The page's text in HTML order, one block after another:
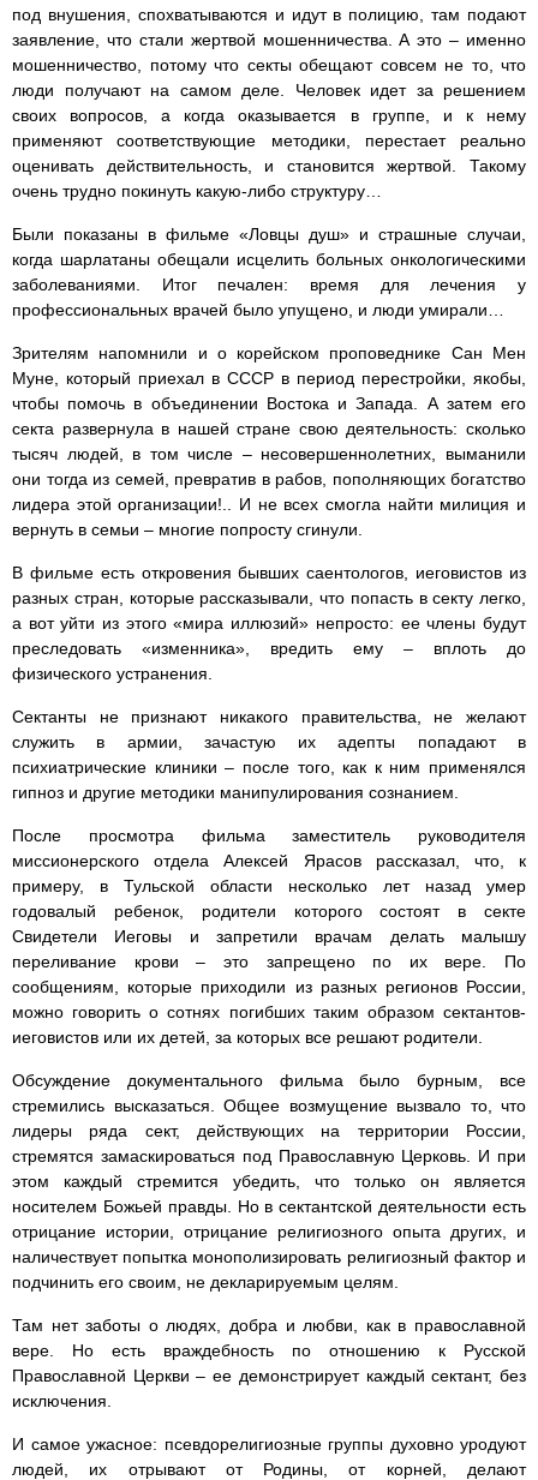
под внушения, спохватываются и идут в полицию, там подают
заявление, что стали жертвой мошенничества. А это – именно
мошенничество, потому что секты обещают совсем не то, что
люди получают на самом деле. Человек идет за решением
своих вопросов, а когда оказывается в группе, и к нему
применяют соответствующие методики, перестает реально
оценивать действительность, и становится жертвой. Такому
очень трудно покинуть какую-либо структуру…
Были показаны в фильме «Ловцы душ» и страшные случаи,
когда шарлатаны обещали исцелить больных онкологическими
заболеваниями. Итог печален: время для лечения у
профессиональных врачей было упущено, и люди умирали…
Зрителям напомнили и о корейском проповеднике Сан Мен
Муне, который приехал в СССР в период перестройки, якобы,
чтобы помочь в объединении Востока и Запада. А затем его
секта развернула в нашей стране свою деятельность: сколько
тысяч людей, в том числе – несовершеннолетних, выманили
они тогда из семей, превратив в рабов, пополняющих богатство
лидера этой организации!.. И не всех смогла найти милиция и
вернуть в семьи – многие попросту сгинули.
В фильме есть откровения бывших саентологов, иеговистов из
разных стран, которые рассказывали, что попасть в секту легко,
а вот уйти из этого «мира иллюзий» непросто: ее члены будут
преследовать «изменника», вредить ему – вплоть до
физического устранения.
Сектанты не признают никакого правительства, не желают
служить в армии, зачастую их адепты попадают в
психиатрические клиники – после того, как к ним применялся
гипноз и другие методики манипулирования сознанием.
После просмотра фильма заместитель руководителя
миссионерского отдела Алексей Ярасов рассказал, что, к
примеру, в Тульской области несколько лет назад умер
годовалый ребенок, родители которого состоят в секте
Свидетели Иеговы и запретили врачам делать малышу
переливание крови – это запрещено по их вере. По
сообщениям, которые приходили из разных регионов России,
можно говорить о сотнях погибших таким образом сектантов-
иеговистов или их детей, за которых все решают родители.
Обсуждение документального фильма было бурным, все
стремились высказаться. Общее возмущение вызвало то, что
лидеры ряда сект, действующих на территории России,
стремятся замаскироваться под Православную Церковь. И при
этом каждый стремится убедить, что только он является
носителем Божьей правды. Но в сектантской деятельности есть
отрицание истории, отрицание религиозного опыта других, и
наличествует попытка монополизировать религиозный фактор и
подчинить его своим, не декларируемым целям.
Там нет заботы о людях, добра и любви, как в православной
вере. Но есть враждебность по отношению к Русской
Православной Церкви – ее демонстрирует каждый сектант, без
исключения.
И самое ужасное: псевдорелигиозные группы духовно уродуют
людей, их отрывают от Родины, от корней, делают